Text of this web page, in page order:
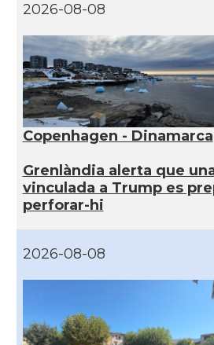
2026-08-08
Copenhagen - Dinamarca
Grenlàndia alerta que
vinculada a Trump es
perforar-hi
2026-08-08